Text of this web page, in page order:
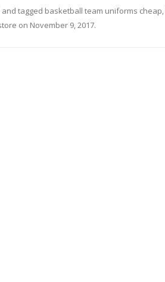
and tagged basketball team uniforms cheap,
on November 9, 2017.